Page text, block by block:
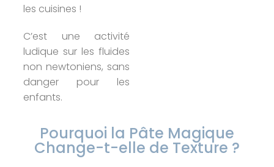
les cuisines !
C’est une activité
ludique sur les fluides
non newtoniens, sans
danger pour les
enfants.
Pourquoi la Pâte Magique
Change-t-elle de Texture ?